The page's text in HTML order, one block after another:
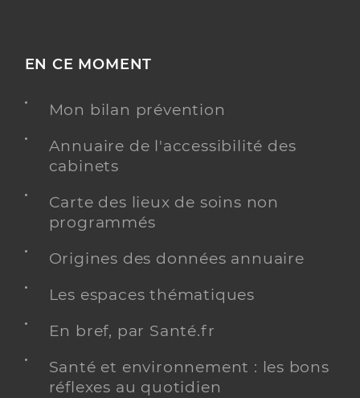
EN CE MOMENT
Mon bilan prévention
Annuaire de l'accessibilité des
cabinets
Carte des lieux de soins non
programmés
Origines des données annuaire
Les espaces thématiques
En bref, par Santé.fr
Santé et environnement : les bons
réflexes au quotidien